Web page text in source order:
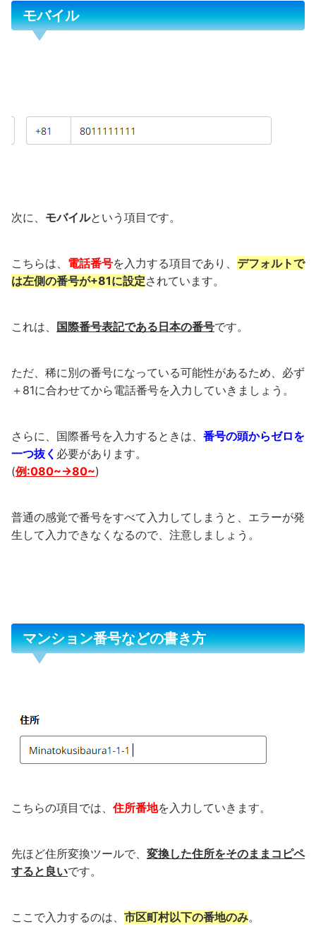
モバイル
次に、 モバイルという項目です。
こちらは、 電話番号を入力する項目であり、 デフォルトで
は左側の番号が+81に設定されています。
これは、 国際番号表記である日本の番号です。
ただ、稀に別の番号になっている可能性があるため、必ず
＋81に合わせてから電話番号を入力していきましょう。
さらに、国際番号を入力するときは、 番号の頭からゼロを
一つ抜く 必要があります。
(例:080~→80~)
普通の感覚で番号をすべて入力してしまうと、エラーが発
生して入力できなくなるので、注意しましょう。
マンション番号などの書き方
こちらの項目では、 住所番地を入力していきます。
先ほど住所変換ツールで、 変換した住所をそのままコピペ
すると良いです。
ここで入力するのは、 市区町村以下の番地のみ。